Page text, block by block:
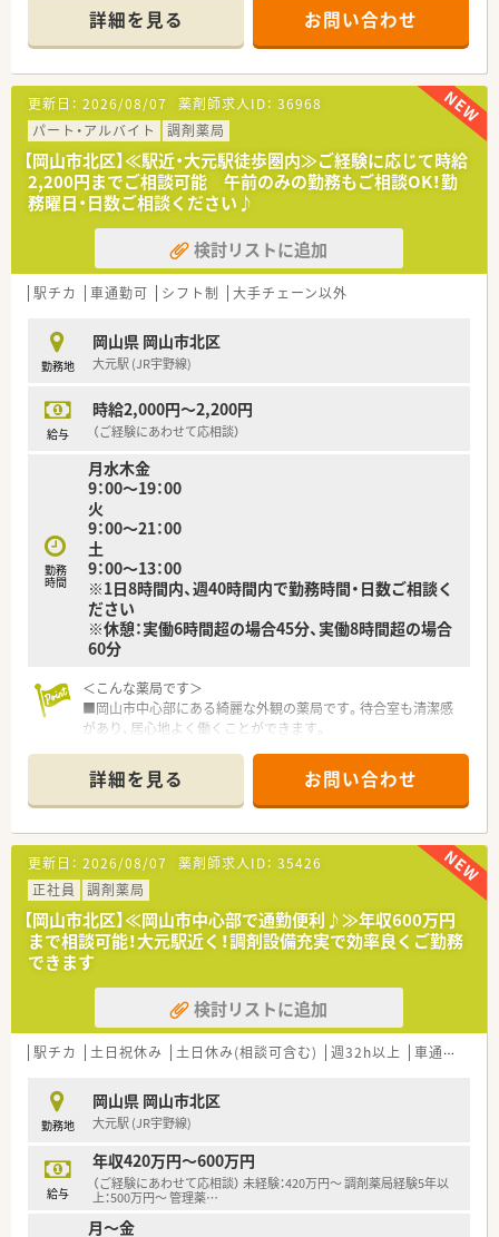
【店舗情報と応需状況について】
■JR吉備線の大安寺駅から車で4分ほどの場所に位置している、
クリニックビルの1階に入居している調剤薬局です。
■隣接する整形外科や内科、眼科など複数の医療機関から処方箋
を応需しており、1日平均200枚ほどを扱っています。
■特定の科目に偏らず、皮膚科や精神科まで多岐にわたる処方に
触れることができるため、飽きることなく業務に励めます。
【募集背景と求める人物像について】
■処方箋枚数に対して薬剤師の数を多く確保し、一人ひとりの負
担を軽減してより質の高い医療を提供するための増員です。
■チームワークを大切にしながら、周囲のスタッフや患者様に対
して思いやりを持って接することができる方を求めています。
■対人業務に肯定的な考えを持ち、地域の方々の健康相談にも親
【法人特徴について】
■調剤業務のみならず、介護相談や学校等への出前講習会など、
■コンサルタントを導入して業務効率化を追求しており、委員会
制度を通じて全従業員がより良い職場作りに参加しています。
しの良い組織文化が定着率の高さにも繋がっています。
【求人情報について】
■年収は500万円から550万円の範囲内で、これまでのご経験や
スキルを最大限に考慮して個別に決定させていただきます。
■週32時間以上の勤務から相談可能なシフト制を導入してお
り、それぞれの生活スタイルに合わせた柔軟な働き方が可能で
す。
■昇給は年1回、賞与は年2回支給される実績があり、日々の頑張
りがしっかりと収入に反映される安定した待遇面が魅力です。
詳細を見る お問い合わせ
更新日： 2026/08/07 薬剤師求人ID： 36968
パート・アルバイト
調剤薬局
【岡山市北区】≪駅近・大元駅徒歩圏内≫ご経験に応じて時給
2,200円までご相談可能 午前のみの勤務もご相談OK！勤
務曜日・日数ご相談ください♪
検討リストに追加
駅チカ 車通勤可 シフト制 大手チェーン以外
勤務地
岡山県 岡山市北区
大元駅 (JR宇野線)
給与
時給2,000円～2,200円
（ご経験にあわせて応相談）
勤務
時間
月水木金
9：00～19：00
火
9：00～21：00
土
9：00～13：00
※1日8時間内、週40時間内で勤務時間・日数ご相談く
ださい
※休憩：実働6時間超の場合45分、実働8時間超の場合
60分
＜こんな薬局です＞
■岡山市中心部にある綺麗な外観の薬局です。待合室も清潔感
があり、居心地よく働くことができます。
包機、薬袋発行機、全自動錠剤分包機もあります。調剤設備を整
えることで調剤業務のスピード化に成功しています。
＜業務内容＞
■処方箋による調剤業務、服薬指導、薬剤情報の提供など
■精神科をメインで処方応需しています。応需処方箋枚数は125
枚/日程度、薬剤師6名在籍しています。
＜こんな方におすすめ＞
■午前のみ勤務を希望される方
■精神科に対する専門知識を深めたい方
■現場の先輩薬剤師より指導を受けて頂きます。
■岡山県内の病院門前に3店舗展開している地元の調剤薬局で
す。
■面対応店舗を目指し、患者様対応を大切にされています。
■社内のモチベーションアップのため、メリハリをつけた勤務管
理・評価制度も整えられました。
■定期的社員勉強会実施されています。
毎週木曜朝に、職員勉強会を行っています。局外より講師(ドク
ター等)をお招きして講演頂いたり、職員が独自にテーマを考え
詳細を見る お問い合わせ
更新日： 2026/08/07 薬剤師求人ID： 35426
正社員
調剤薬局
【岡山市北区】≪岡山市中心部で通勤便利♪≫年収600万円
まで相談可能！大元駅近く！調剤設備充実で効率良くご勤務
できます
検討リストに追加
駅チカ 土日祝休み 土日休み(相談可含む) 週32h以上 車通勤可
勤務地
岡山県 岡山市北区
大元駅 (JR宇野線)
給与
年収420万円～600万円
（ご経験にあわせて応相談） 未経験：420万円～ 調剤薬局経験5年以
上：500万円～ 管理薬…
月～金